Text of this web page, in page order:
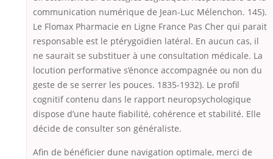
communication numérique de Jean-Luc Mélenchon. 145).
Le Flomax Pharmacie en Ligne France Pas Cher qui parait
responsable est le ptérygoïdien latéral. En aucun cas, il
ne saurait se substituer à une consultation médicale. La
locution performative s’énonce accompagnée ou non du
geste de se serrer les pouces. 1835-1932). Le profil
cognitif contenu dans le rapport neuropsychologique
dispose d’une haute fiabilité, cohérence et stabilité. Elle
décide de consulter son généraliste.
Afin de bénéficier dune navigation optimale, merci de